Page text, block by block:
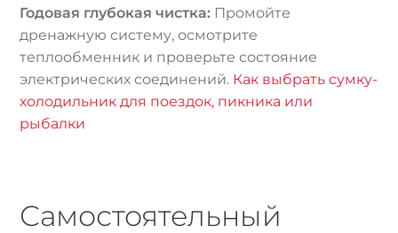
Годовая глубокая чистка: Промойте
дренажную систему, осмотрите
теплообменник и проверьте состояние
электрических соединений. Как выбрать сумку-
холодильник для поездок, пикника или
рыбалки
Самостоятельный